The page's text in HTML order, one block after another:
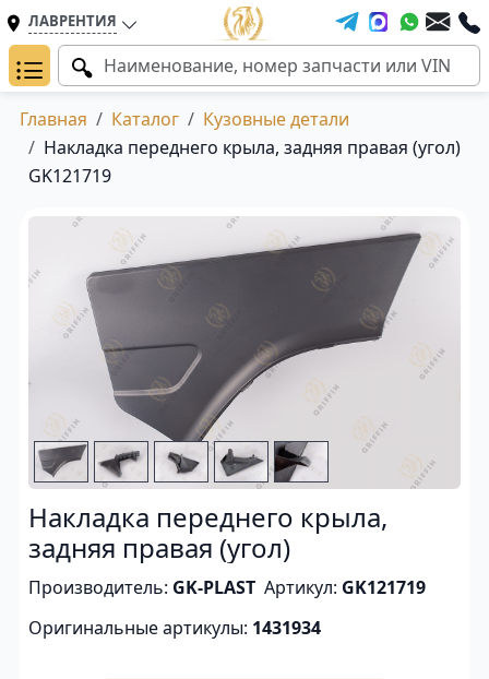
ЛАВРЕНТИЯ
Главная Каталог
Кузовные детали
Накладка переднего крыла, задняя правая (угол)
GK121719
Накладка переднего крыла,
задняя правая (угол)
Производитель: GK-PLAST Артикул: GK121719
Оригинальные артикулы: 1431934